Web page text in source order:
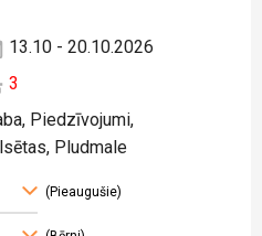
13.10 - 20.10.2026
3
Piedzīvojumi,
Pludmale
(Pieaugušie)